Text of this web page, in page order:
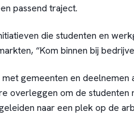
passend traject.
die studenten en
“Kom binnen bij
gemeenten en deelnemen
overleggen om de studenten
naar een plek op de